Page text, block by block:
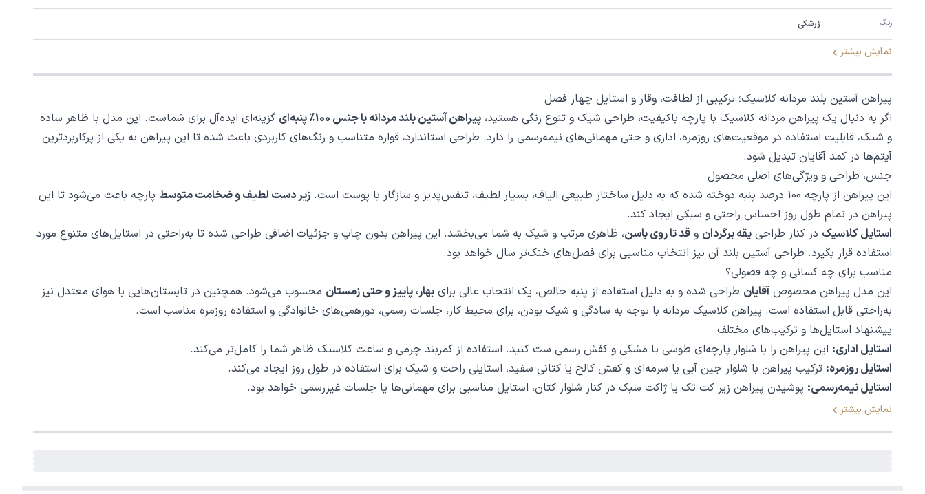
رنگ زرشکی
نمایش بیشتر
پیراهن آستین بلند مردانه کلاسیک؛ ترکیبی از لطافت، وقار و استایل چهار فصل
اگر به دنبال یک پیراهن مردانه کلاسیک با پارچه باکیفیت، طراحی شیک و تنوع رنگی هستید، پیراهن آستین بلند مردانه با جنس 100٪ پنبه‌ای
گزینه‌ای ایده‌آل برای شماست. این مدل با ظاهر ساده
و شیک، قابلیت استفاده در موقعیت‌های روزمره، اداری و حتی مهمانی‌های نیمه‌رسمی را دارد. طراحی استاندارد، قواره متناسب و رنگ‌های کاربردی باعث شده تا این پیراهن به یکی از پرکاربردترین
آیتم‌ها در کمد آقایان تبدیل شود.
جنس، طراحی و ویژگی‌های اصلی محصول
این پیراهن از پارچه 100 درصد پنبه دوخته شده که به دلیل ساختار طبیعی الیاف، بسیار لطیف، تنفس‌پذیر و سازگار با پوست است.
زیر دست لطیف و ضخامت متوسط پارچه باعث می‌شود تا این
پیراهن در تمام طول روز احساس راحتی و سبکی ایجاد کند.
استایل کلاسیک در کنار طراحی یقه برگردان و قد تا روی باسن، ظاهری مرتب و شیک به شما می‌بخشد. این پیراهن بدون چاپ و جزئیات اضافی طراحی شده تا به‌راحتی در استایل‌های متنوع مورد
استفاده قرار بگیرد. طراحی آستین بلند آن نیز انتخاب مناسبی برای فصل‌های خنک‌تر سال خواهد بود.
مناسب برای چه کسانی و چه فصولی؟
این مدل پیراهن مخصوص آقایان طراحی شده و به دلیل استفاده از پنبه خالص، یک انتخاب عالی برای بهار، پاییز و حتی زمستان محسوب می‌شود. همچنین در تابستان‌هایی با هوای معتدل نیز
به‌راحتی قابل استفاده است. پیراهن کلاسیک مردانه با توجه به سادگی و شیک بودن، برای محیط کار، جلسات رسمی، دورهمی‌های خانوادگی و استفاده روزمره مناسب است.
پیشنهاد استایل‌ها و ترکیب‌های مختلف
استایل اداری: این پیراهن را با شلوار پارچه‌ای طوسی یا مشکی و کفش رسمی ست کنید. استفاده از کمربند چرمی و ساعت کلاسیک ظاهر شما را کامل‌تر می‌کند.
استایل روزمره: ترکیب پیراهن با شلوار جین آبی یا سرمه‌ای و کفش کالج یا کتانی سفید، استایلی راحت و شیک برای استفاده در طول روز ایجاد می‌کند.
استایل نیمه‌رسمی: پوشیدن پیراهن زیر کت تک یا ژاکت سبک در کنار شلوار کتان، استایل مناسبی برای مهمانی‌ها یا جلسات غیررسمی خواهد بود.
ترکیب رنگی و استایل بر اساس رنگ‌های پیراهن
نمایش بیشتر